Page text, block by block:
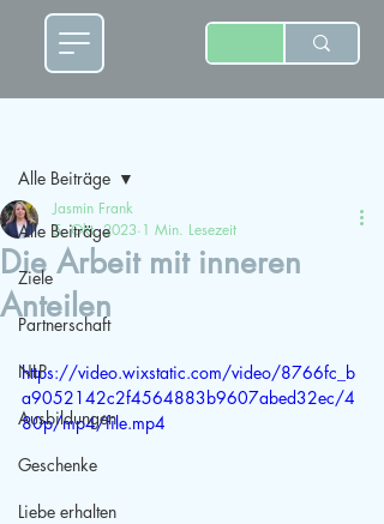
Alle Beiträge
Ziele
Partnerschaft
NLP
Ausbildungen
Geschenke
Liebe erhalten
Alle Beiträge
Die Arbeit mit inneren
Anteilen
Jasmin Frank
5. Okt. 2023 1 Min. Lesezeit
https://video.wixstatic.com/video/8766fc_b
a9052142c2f4564883b9607abed32ec/4
80p/mp4/file.mp4